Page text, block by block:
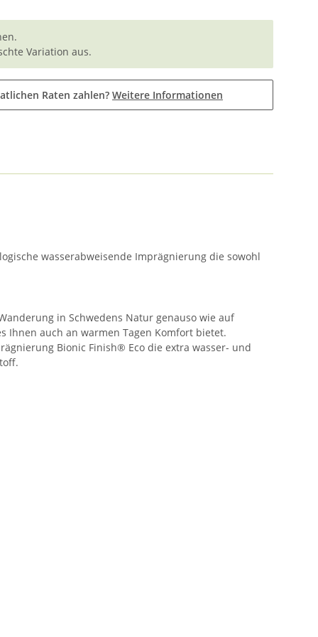
Variation aus.
Raten zahlen? Weitere Informationen
wasserabweisende Imprägnierung die sowohl
in Schwedens Natur genauso wie auf
Ihnen auch an warmen Tagen Komfort bietet.
Bionic Finish® Eco die extra wasser- und